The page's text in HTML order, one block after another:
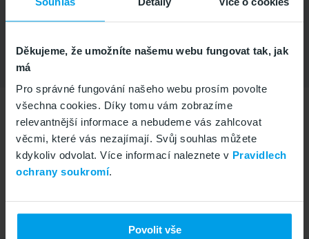
Děkujeme, že umožníte našemu webu fungovat tak, jak
má
Pro správné fungování našeho webu prosím povolte
všechna cookies. Díky tomu vám zobrazíme
relevantnější informace a nebudeme vás zahlcovat
věcmi, které vás nezajímají. Svůj souhlas můžete
kdykoliv odvolat. Více informací naleznete v Pravidlech
ochrany soukromí.
Povolit vše
Zapomněli jste heslo?
Aktuální stav
Vše v pořádku
Zákaznické centrum
+420 799 505 505
Po-Pá 8-16